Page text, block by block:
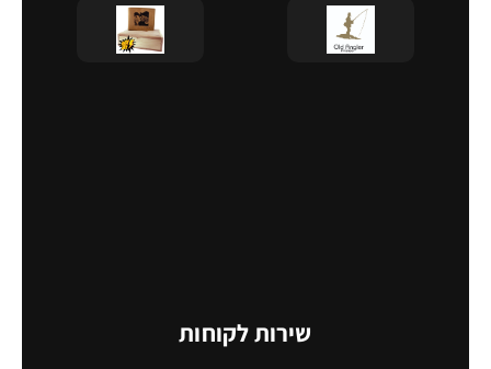
שירות לקוחות